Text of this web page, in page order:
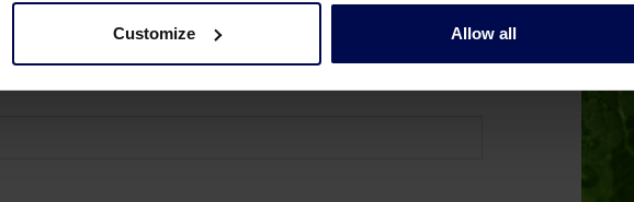
Customize Allow all